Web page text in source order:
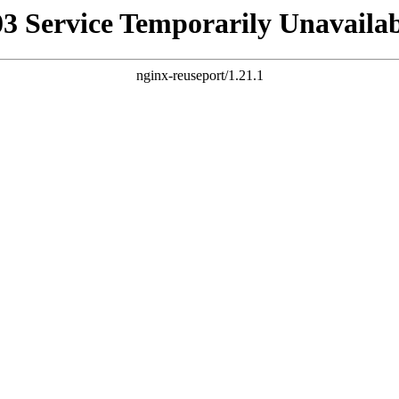
Service Temporarily
nginx-reuseport/1.21.1